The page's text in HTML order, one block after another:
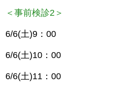
＜事前検診2＞
6/6(土)9：00
6/6(土)10：00
6/6(土)11：00